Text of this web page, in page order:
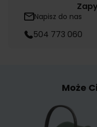
Napisz do nas
504 773 060
Może